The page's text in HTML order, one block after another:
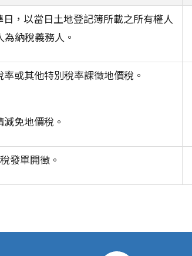
，以當日土地登記簿所載之所有權人
為納稅義務人。
或其他特別稅率課徵地價稅。
減免地價稅。
發單開徵。